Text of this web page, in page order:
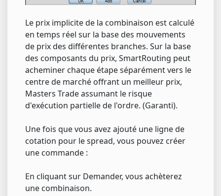
Le prix implicite de la combinaison est calculé
en temps réel sur la base des mouvements
de prix des différentes branches. Sur la base
des composants du prix, SmartRouting peut
acheminer chaque étape séparément vers le
centre de marché offrant un meilleur prix,
Masters Trade assumant le risque
d'exécution partielle de l'ordre. (Garanti).
Une fois que vous avez ajouté une ligne de
cotation pour le spread, vous pouvez créer
une commande :
En cliquant sur Demander, vous achèterez
une combinaison.